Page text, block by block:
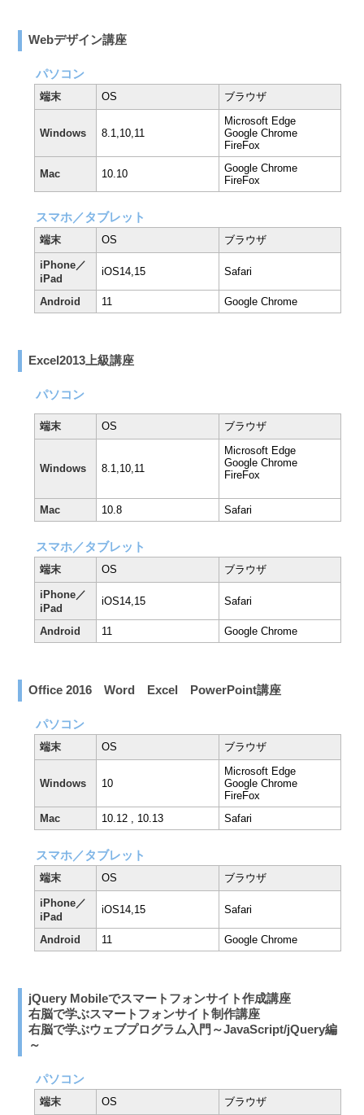
Webデザイン講座
パソコン
端末 OS ブラウザ
Windows 8.1,10,11
Microsoft Edge
Google Chrome
FireFox
Mac 10.10
Google Chrome
FireFox
スマホ／タブレット
端末 OS ブラウザ
iPhone／
iPad
iOS14,15 Safari
Android 11 Google Chrome
Excel2013上級講座
パソコン
端末 OS ブラウザ
Windows 8.1,10,11
Microsoft Edge
Google Chrome
FireFox
Mac 10.8 Safari
スマホ／タブレット
端末 OS ブラウザ
iPhone／
iPad
iOS14,15 Safari
Android 11 Google Chrome
Office 2016 Word Excel PowerPoint講座
パソコン
端末 OS ブラウザ
Windows 10
Microsoft Edge
Google Chrome
FireFox
Mac
10.12 , 10.13 Safari
スマホ／タブレット
端末 OS ブラウザ
iPhone／
iPad
iOS14,15 Safari
Android 11 Google Chrome
jQuery Mobileでスマートフォンサイト作成講座
右脳で学ぶスマートフォンサイト制作講座
右脳で学ぶウェブプログラム入門～JavaScript/jQuery編
～
パソコン
端末 OS ブラウザ